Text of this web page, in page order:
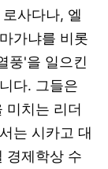
사다나, 엘
가냐를 비롯
풍'을 일으킨
다. 그들은
미치는 리더
는 시카고 대
경제학상 수